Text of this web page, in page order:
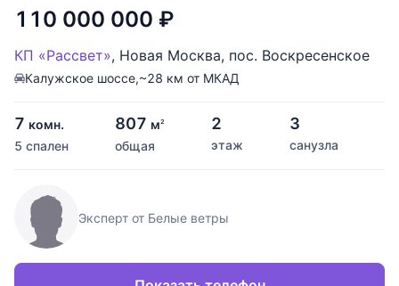
110 000 000 ₽
КП «Рассвет», Новая Москва, пос. Воскресенское
Калужское шоссе,~28 км от МКАД
7 комн.
5 спален
807 м2
общая
2
этаж
3
санузла
Эксперт от Белые ветры